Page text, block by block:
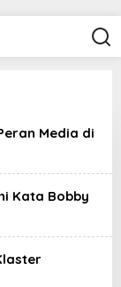
Media di
Kata Bobby